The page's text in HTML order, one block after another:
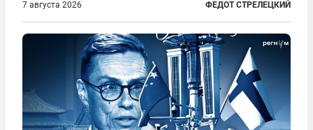
правительства Литвы Миндаугас Синкявичюс
предложил исключить его тексты из программ
общего образования. Мотивировал он это тем,
7 августа 2026 ФЕДОТ СТРЕЛЕЦКИЙ